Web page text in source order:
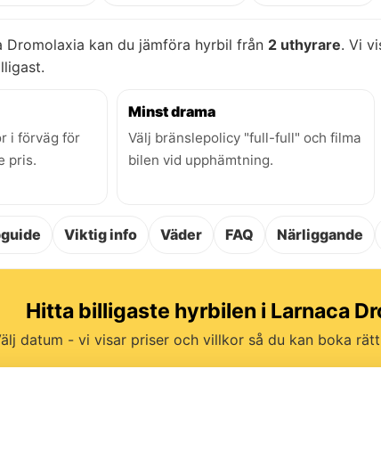
Dromolaxia kan du jämföra hyrbil från 2 uthyrare. Vi
i förväg för
pris.
Minst drama
Välj bränslepolicy "full-full" och filma
bilen vid upphämtning.
Viktig info Väder FAQ Närliggande
Hitta billigaste hyrbilen i Larnaca
datum - vi visar priser och villkor så du kan boka